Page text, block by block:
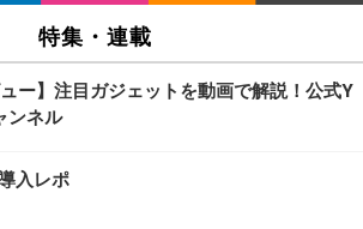
特集・連載
ュー】注目ガジェットを動画で解説！公式Y
ンネル
入レポ